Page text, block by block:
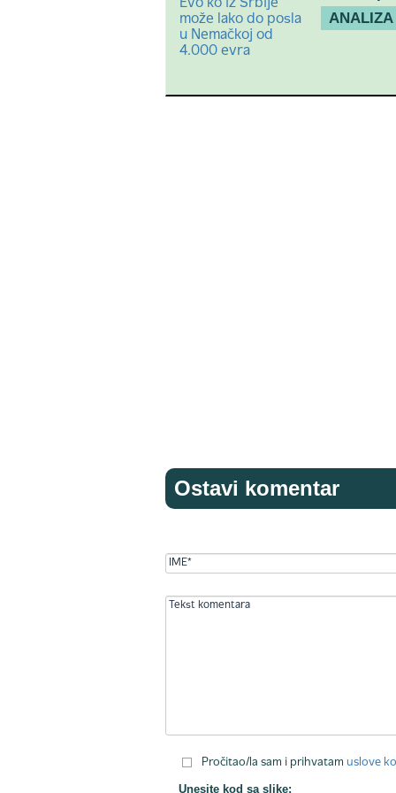
ANALIZA
Ostavi komentar
Pročitao/la sam i prihvatam uslove
Unesite kod sa slike: